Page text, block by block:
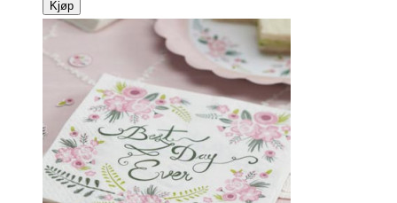
Kjøp